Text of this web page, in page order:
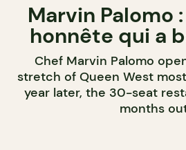
Marvin Palomo
honnête qui a
Chef Marvin Palomo
stretch of Queen West
year later, the 30-seat
months